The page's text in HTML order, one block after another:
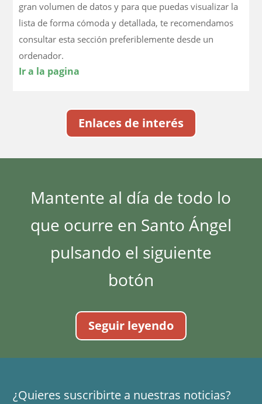
gran volumen de datos y para que puedas visualizar la
lista de forma cómoda y detallada, te recomendamos
consultar esta sección preferiblemente desde un
ordenador.
Ir a la pagina
Enlaces de interés
Mantente al día de todo lo
que ocurre en Santo Ángel
pulsando el siguiente
botón
Seguir leyendo
¿Quieres suscribirte a nuestras noticias?